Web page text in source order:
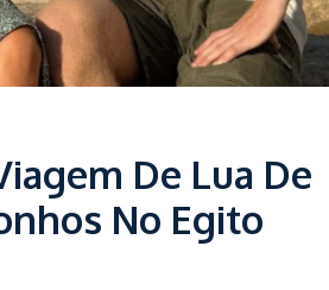
De Lua De
No Egito